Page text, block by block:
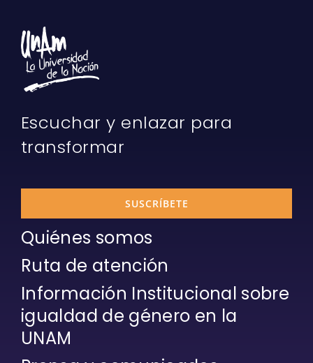
Escuchar y enlazar para
transformar
SUSCRÍBETE
Quiénes somos
Ruta de atención
Información Institucional sobre
igualdad de género en la
UNAM